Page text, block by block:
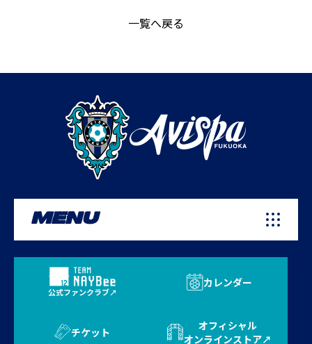
一覧へ戻る
MENU
公式ファンクラブ
カレンダー
チケット
オフィシャル
オンラインストア